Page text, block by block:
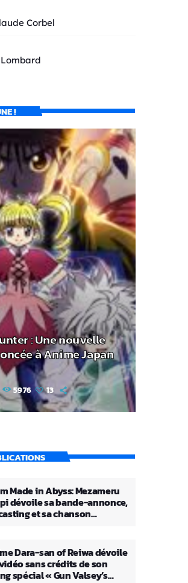
Corbel
!
: Une nouvelle
à Anime Japan
5976 13
Made in Abyss: Mezameru
dévoile sa bande-annonce,
et sa chanson
Dara-san of Reiwa dévoile
sans crédits de son
spécial « Gun Valsey’s